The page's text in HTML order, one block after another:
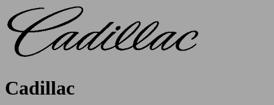
Cadillac